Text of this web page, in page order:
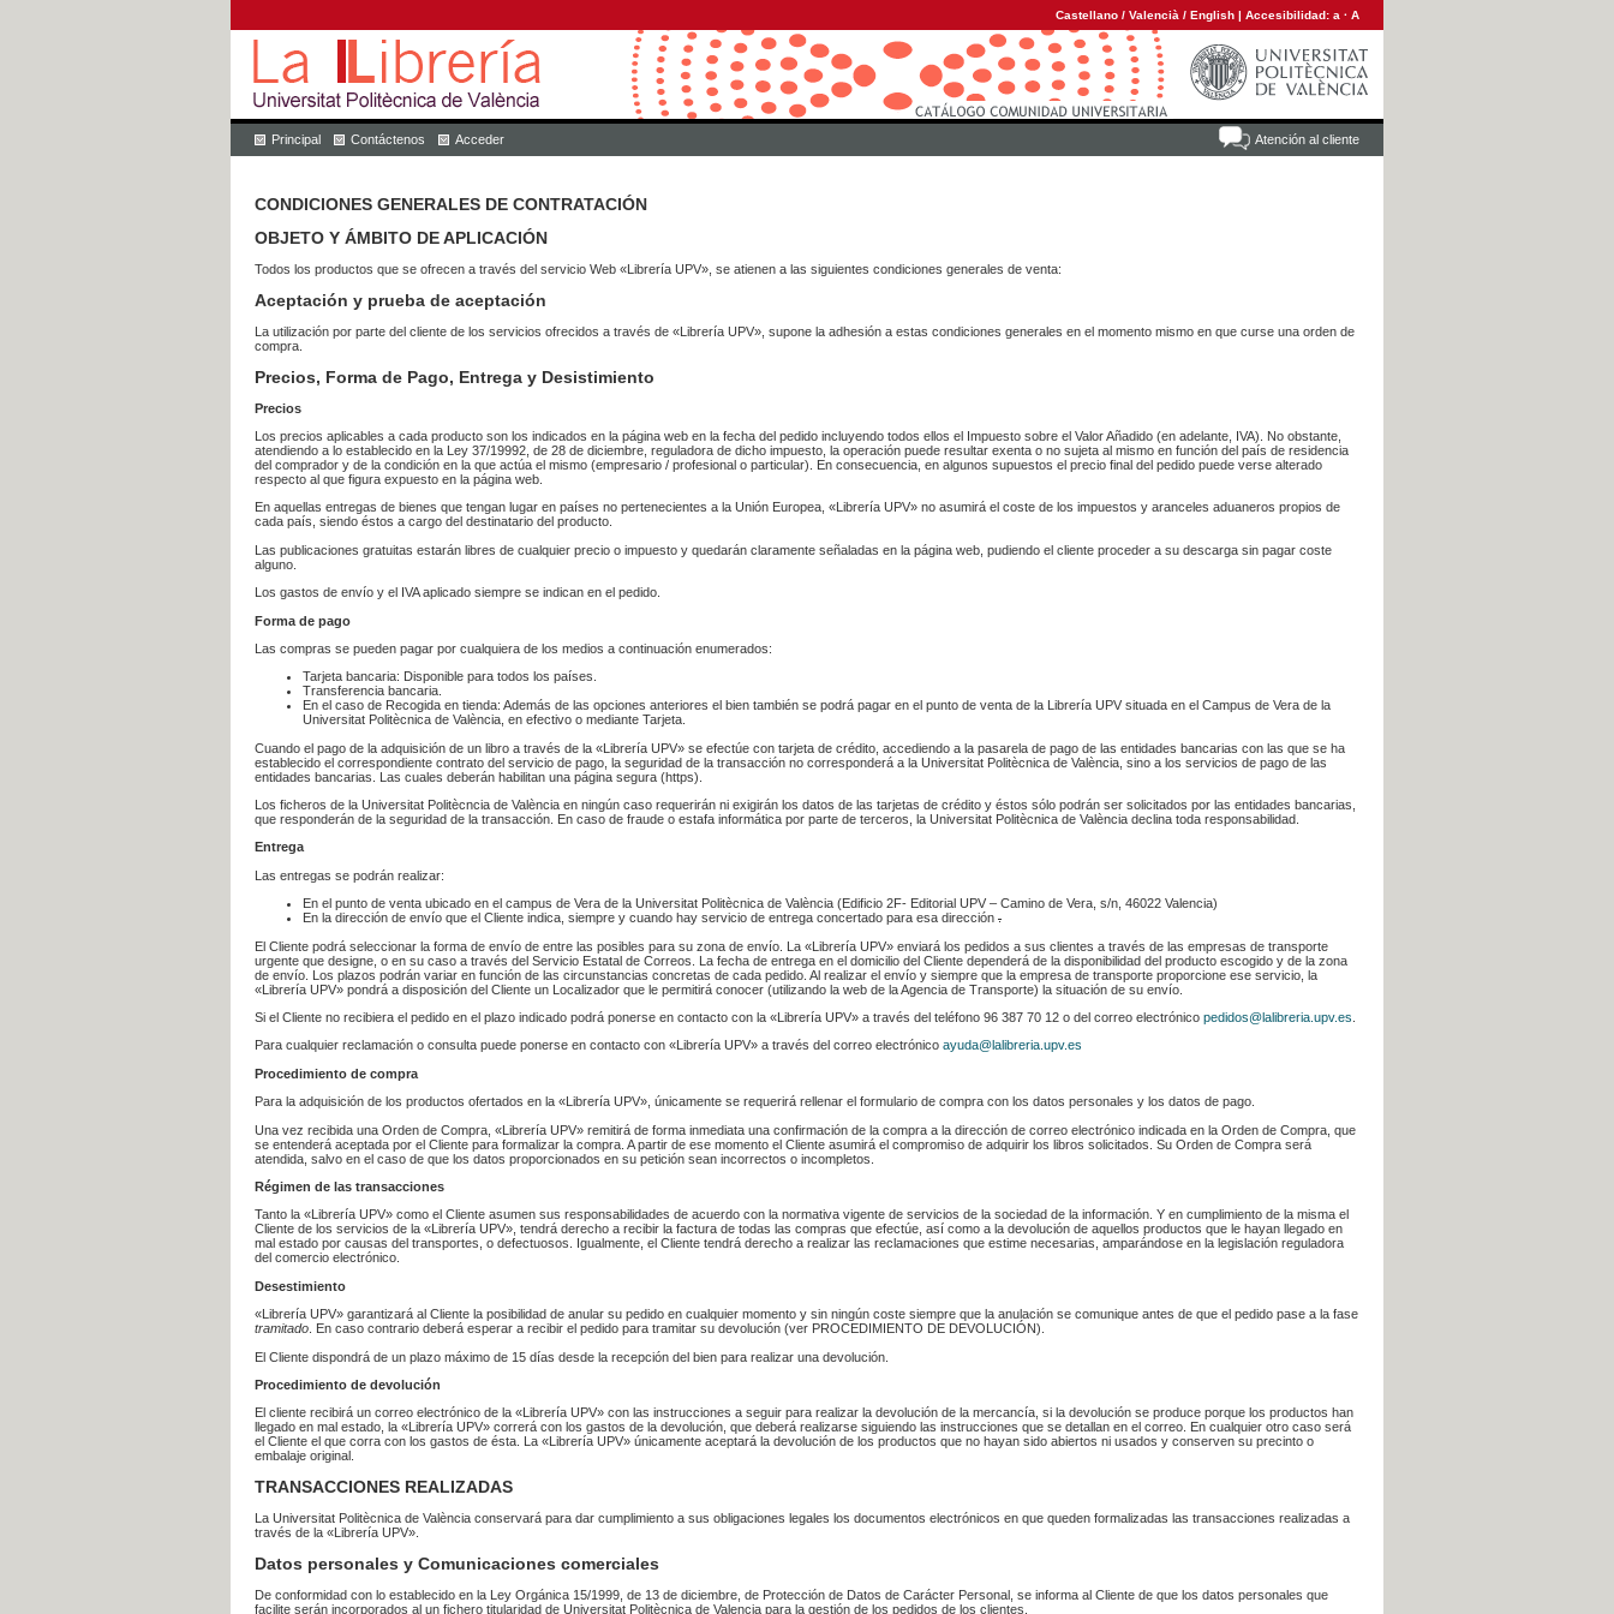
Castellano / Valencià / English | Accesibilidad: a · A
Atención al cliente
Principal Contáctenos Acceder
CONDICIONES GENERALES DE CONTRATACIÓN
OBJETO Y ÁMBITO DE APLICACIÓN
Todos los productos que se ofrecen a través del servicio Web «Librería UPV», se atienen a las siguientes condiciones generales de venta:
Aceptación y prueba de aceptación
La utilización por parte del cliente de los servicios ofrecidos a través de «Librería UPV», supone la adhesión a estas condiciones generales en el momento mismo en que curse una orden de
compra.
Precios, Forma de Pago, Entrega y Desistimiento
Precios
Los precios aplicables a cada producto son los indicados en la página web en la fecha del pedido incluyendo todos ellos el Impuesto sobre el Valor Añadido (en adelante, IVA). No obstante,
atendiendo a lo establecido en la Ley 37/19992, de 28 de diciembre, reguladora de dicho impuesto, la operación puede resultar exenta o no sujeta al mismo en función del país de residencia
del comprador y de la condición en la que actúa el mismo (empresario / profesional o particular). En consecuencia, en algunos supuestos el precio final del pedido puede verse alterado
respecto al que figura expuesto en la página web.
En aquellas entregas de bienes que tengan lugar en países no pertenecientes a la Unión Europea, «Librería UPV» no asumirá el coste de los impuestos y aranceles aduaneros propios de
cada país, siendo éstos a cargo del destinatario del producto.
Las publicaciones gratuitas estarán libres de cualquier precio o impuesto y quedarán claramente señaladas en la página web, pudiendo el cliente proceder a su descarga sin pagar coste
alguno.
Los gastos de envío y el IVA aplicado siempre se indican en el pedido.
Forma de pago
Las compras se pueden pagar por cualquiera de los medios a continuación enumerados:
Tarjeta bancaria: Disponible para todos los países.
Transferencia bancaria.
En el caso de Recogida en tienda: Además de las opciones anteriores el bien también se podrá pagar en el punto de venta de la Librería UPV situada en el Campus de Vera de la
Universitat Politècnica de València, en efectivo o mediante Tarjeta.
Cuando el pago de la adquisición de un libro a través de la «Librería UPV» se efectúe con tarjeta de crédito, accediendo a la pasarela de pago de las entidades bancarias con las que se ha
establecido el correspondiente contrato del servicio de pago, la seguridad de la transacción no corresponderá a la Universitat Politècnica de València, sino a los servicios de pago de las
entidades bancarias. Las cuales deberán habilitan una página segura (https).
Los ficheros de la Universitat Politècncia de València en ningún caso requerirán ni exigirán los datos de las tarjetas de crédito y éstos sólo podrán ser solicitados por las entidades bancarias,
que responderán de la seguridad de la transacción. En caso de fraude o estafa informática por parte de terceros, la Universitat Politècnica de València declina toda responsabilidad.
Entrega
Las entregas se podrán realizar:
En el punto de venta ubicado en el campus de Vera de la Universitat Politècnica de València (Edificio 2F- Editorial UPV – Camino de Vera, s/n, 46022 Valencia)
En la dirección de envío que el Cliente indica, siempre y cuando hay servicio de entrega concertado para esa dirección .
El Cliente podrá seleccionar la forma de envío de entre las posibles para su zona de envío. La «Librería UPV» enviará los pedidos a sus clientes a través de las empresas de transporte
urgente que designe, o en su caso a través del Servicio Estatal de Correos. La fecha de entrega en el domicilio del Cliente dependerá de la disponibilidad del producto escogido y de la zona
de envío. Los plazos podrán variar en función de las circunstancias concretas de cada pedido. Al realizar el envío y siempre que la empresa de transporte proporcione ese servicio, la
«Librería UPV» pondrá a disposición del Cliente un Localizador que le permitirá conocer (utilizando la web de la Agencia de Transporte) la situación de su envío.
Si el Cliente no recibiera el pedido en el plazo indicado podrá ponerse en contacto con la «Librería UPV» a través del teléfono 96 387 70 12 o del correo electrónico pedidos@lalibreria.upv.es
Para cualquier reclamación o consulta puede ponerse en contacto con «Librería UPV» a través del correo electrónico ayuda@lalibreria.upv.es
Procedimiento de compra
Para la adquisición de los productos ofertados en la «Librería UPV», únicamente se requerirá rellenar el formulario de compra con los datos personales y los datos de pago.
Una vez recibida una Orden de Compra, «Librería UPV» remitirá de forma inmediata una confirmación de la compra a la dirección de correo electrónico indicada en la Orden de Compra, que
se entenderá aceptada por el Cliente para formalizar la compra. A partir de ese momento el Cliente asumirá el compromiso de adquirir los libros solicitados. Su Orden de Compra será
atendida, salvo en el caso de que los datos proporcionados en su petición sean incorrectos o incompletos.
Régimen de las transacciones
Tanto la «Librería UPV» como el Cliente asumen sus responsabilidades de acuerdo con la normativa vigente de servicios de la sociedad de la información. Y en cumplimiento de la misma el
Cliente de los servicios de la «Librería UPV», tendrá derecho a recibir la factura de todas las compras que efectúe, así como a la devolución de aquellos productos que le hayan llegado en
mal estado por causas del transportes, o defectuosos. Igualmente, el Cliente tendrá derecho a realizar las reclamaciones que estime necesarias, amparándose en la legislación reguladora
del comercio electrónico.
Desestimiento
«Librería UPV» garantizará al Cliente la posibilidad de anular su pedido en cualquier momento y sin ningún coste siempre que la anulación se comunique antes de que el pedido pase a la fase
tramitado . En caso contrario deberá esperar a recibir el pedido para tramitar su devolución (ver PROCEDIMIENTO DE DEVOLUCIÓN).
El Cliente dispondrá de un plazo máximo de 15 días desde la recepción del bien para realizar una devolución.
Procedimiento de devolución
El cliente recibirá un correo electrónico de la «Librería UPV» con las instrucciones a seguir para realizar la devolución de la mercancía, si la devolución se produce porque los productos han
llegado en mal estado, la «Librería UPV» correrá con los gastos de la devolución, que deberá realizarse siguiendo las instrucciones que se detallan en el correo. En cualquier otro caso será
el Cliente el que corra con los gastos de ésta. La «Librería UPV» únicamente aceptará la devolución de los productos que no hayan sido abiertos ni usados y conserven su precinto o
embalaje original.
TRANSACCIONES REALIZADAS
La Universitat Politècnica de València conservará para dar cumplimiento a sus obligaciones legales los documentos electrónicos en que queden formalizadas las transacciones realizadas a
través de la «Librería UPV».
Datos personales y Comunicaciones comerciales
De conformidad con lo establecido en la Ley Orgánica 15/1999, de 13 de diciembre, de Protección de Datos de Carácter Personal, se informa al Cliente de que los datos personales que
facilite serán incorporados al un fichero titularidad de Universitat Politècnica de Valencia para la gestión de los pedidos de los clientes.